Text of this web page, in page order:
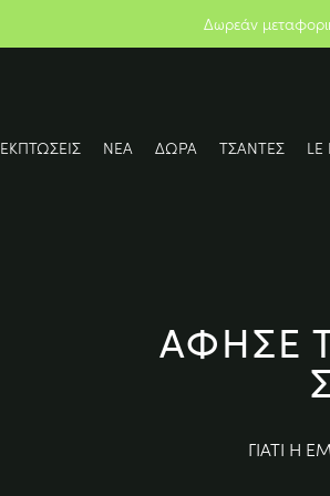
Δωρεάν
ΕΚΠΤΩΣΕΙΣ ΝΕΑ ΔΩΡΑ ΤΣΑΝΤΕΣ LE
ΑΦΗΣΕ
ΓΙΑΤΙ Η